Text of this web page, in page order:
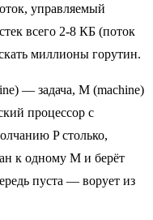
управляемый
всего 2-8 КБ (поток
миллионы горутин.
— задача, M (machine)
процессор с
P столько,
к одному M и берёт
пуста — ворует из